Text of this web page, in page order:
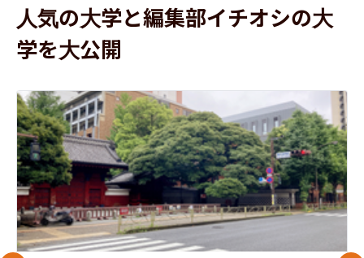
人気の大学と編集部イチオシの大
学を大公開